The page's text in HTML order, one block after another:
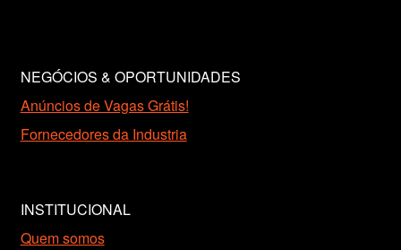
NEGÓCIOS & OPORTUNIDADES
Anúncios de Vagas Grátis!
Fornecedores da Industria
INSTITUCIONAL
Quem somos